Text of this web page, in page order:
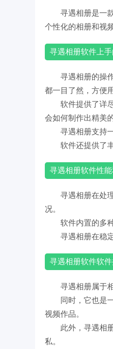
寻遇相册是一
个性化的相册和视
寻遇相册软件上
寻遇相册的操
都一目了然，方便
软件提供了详
会如何制作出精美
寻遇相册支持
软件还提供了
寻遇相册软件性
寻遇相册在处
况。
软件内置的多
寻遇相册在稳
寻遇相册软件软
寻遇相册属于
同时，它也是
视频作品。
此外，寻遇相
私。